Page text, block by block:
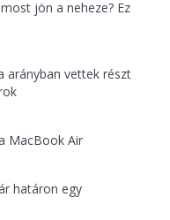
jön a neheze? Ez
arányban vettek részt
MacBook Air
határon egy